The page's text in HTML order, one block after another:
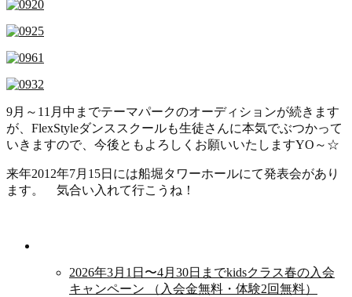
9月～11月中までテーマパークのオーディションが続きます
が、FlexStyleダンススクールも生徒さんに本気でぶつかって
いきますので、今後ともよろしくお願いいたしますYO～☆
来年2012年7月15日には船堀タワーホールにて発表会があり
ます。 気合い入れて行こうね！
2026年3月1日〜4月30日までkidsクラス春の入会
キャンペーン （入会金無料・体験2回無料）